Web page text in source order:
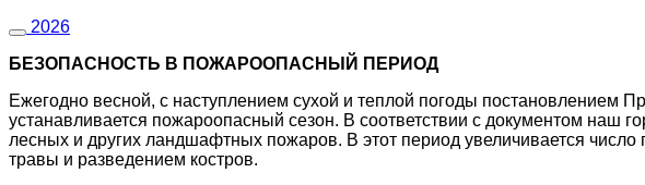
2026
БЕЗОПАСНОСТЬ В ПОЖАРООПАСНЫЙ ПЕРИОД
Ежегодно весной, с наступлением сухой и теплой погоды постановлением
устанавливается пожароопасный сезон. В соответствии с документом наш
лесных и других ландшафтных пожаров. В этот период увеличивается
травы и разведением костров.